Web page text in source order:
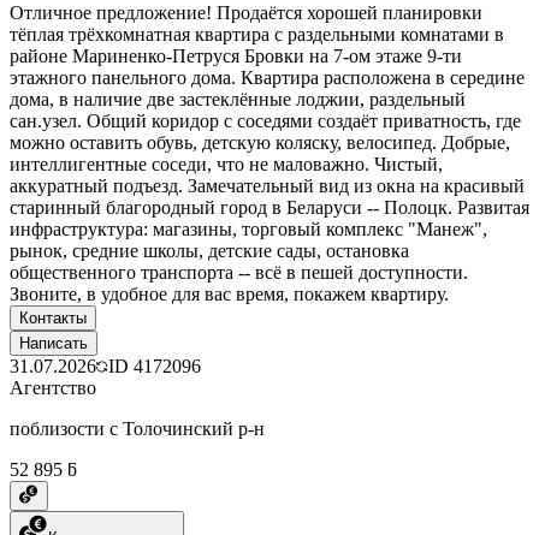
Отличное предложение! Продаётся хорошей планировки
тёплая трёхкомнатная квартира с раздельными комнатами в
районе Мариненко-Петруся Бровки на 7-ом этаже 9-ти
этажного панельного дома. Квартира расположена в середине
дома, в наличие две застеклённые лоджии, раздельный
сан.узел. Общий коридор с соседями создаёт приватность, где
можно оставить обувь, детскую коляску, велосипед. Добрые,
интеллигентные соседи, что не маловажно. Чистый,
аккуратный подъезд. Замечательный вид из окна на красивый
старинный благородный город в Беларуси -- Полоцк. Развитая
инфраструктура: магазины, торговый комплекс "Манеж",
рынок, средние школы, детские сады, остановка
общественного транспорта -- всё в пешей доступности.
Звоните, в удобное для вас время, покажем квартиру.
Контакты
Написать
31.07.2026 ID 4172096
Агентство
поблизости с Толочинский р-н
52 895 ƃ